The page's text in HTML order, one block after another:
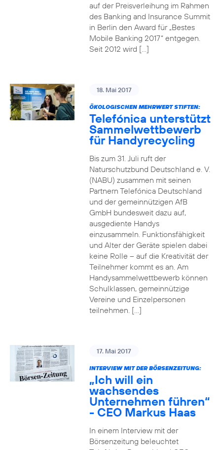
auf der Preisverleihung im Rahmen
des Banking and Insurance Summit
in Berlin den Award für „Bestes
Mobile Banking 2017“ entgegen.
Seit 2012 wird […]
18. Mai 2017
ÖKOLOGISCHEN MEHRWERT STIFTEN:
Telefónica unterstützt
Sammelwettbewerb
für Handyrecycling
Bis zum 31. Juli ruft der
Naturschutzbund Deutschland e. V.
(NABU) zusammen mit seinen
Partnern Telefónica Deutschland
und der gemeinnützigen AfB
GmbH bundesweit dazu auf,
ausgediente Handys
einzusammeln. Funktionsfähigkeit
und Alter der Geräte spielen dabei
keine Rolle – auf die Kreativität der
Teilnehmer kommt es an. Am
Handysammelwettbewerb können
Schulklassen, gemeinnützige
Vereine und Einzelpersonen
teilnehmen. […]
17. Mai 2017
INTERVIEW MIT DER BÖRSENZEITUNG:
„Ich will ein
wachsendes
Unternehmen führen“
- CEO Markus Haas
In einem Interview mit der
Börsenzeitung beleuchtet